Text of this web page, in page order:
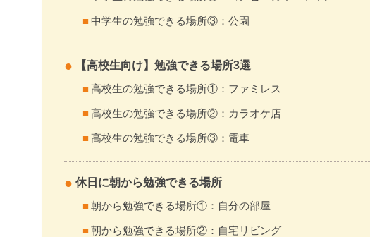
中学生の勉強できる場所③：公園
【高校生向け】勉強できる場所3選
高校生の勉強できる場所①：ファミレス
高校生の勉強できる場所②：カラオケ店
高校生の勉強できる場所③：電車
休日に朝から勉強できる場所
朝から勉強できる場所①：自分の部屋
朝から勉強できる場所②：自宅リビング